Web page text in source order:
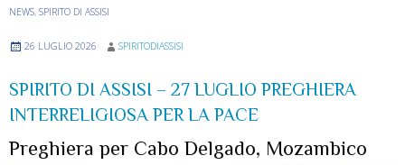
NEWS, SPIRITO DI ASSISI
26 LUGLIO 2026 SPIRITODIASSISI
SPIRITO DI ASSISI – 27 LUGLIO PREGHIERA
INTERRELIGIOSA PER LA PACE
Preghiera per Cabo Delgado, Mozambico